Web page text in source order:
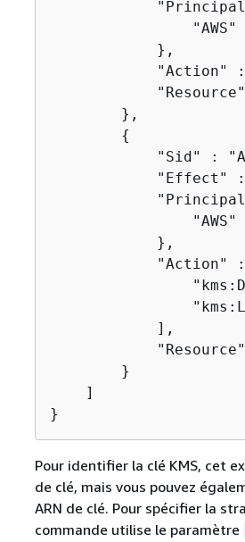
"AWS"
            },
"Action"
        },
{
"Sid" :
"Effect"
"AWS"
            },
"Action"
            ],
        }
    ]
}
Pour identifier la clé KMS, cet
de clé, mais vous pouvez
ARN de clé. Pour spécifier la
commande utilise le paramètre